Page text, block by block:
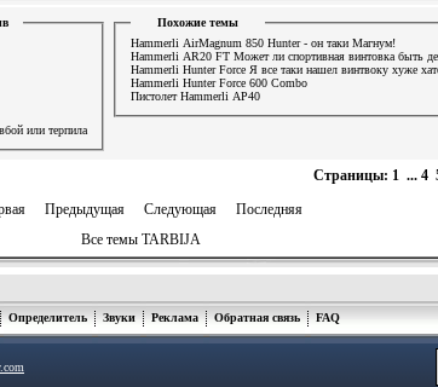
или терпила
Похожие темы
Hammerli AirMagnum 850 Hunter - он таки Магнум!
Hammerli AR20 FT Может ли спортивная винтовка быть
Hammerli Hunter Force Я все таки нашел винтвоку хуже
Hammerli Hunter Force 600 Combo
Пистолет Hammerli AP40
Страницы: 1 ... 4
Предыдущая Следующая
Последняя
Все темы TARBIJA
Определитель Звуки Реклама Обратная связь FAQ